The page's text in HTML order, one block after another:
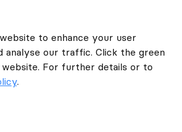
to enhance your user
analyse our traffic. Click the green
For further details or to
.